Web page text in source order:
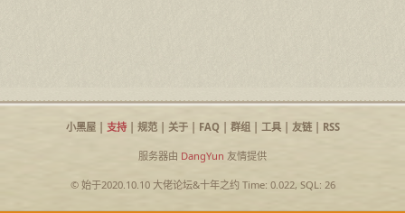
小黑屋| 支持| 规范| 关于| FAQ| 群组| 工具| 友链| RSS
服务器由 DangYun 友情提供
© 始于2020.10.10 大佬论坛&十年之约Time: 0.022, SQL: 26